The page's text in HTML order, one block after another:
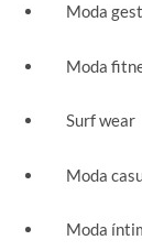
Moda
Moda
Surf wear
Moda
Moda